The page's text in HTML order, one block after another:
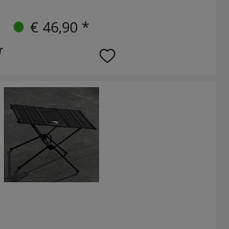
€ 46,90 *